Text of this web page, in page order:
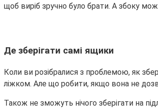
щоб виріб зручно було брати. А збоку
Де зберігати самі ящики
Коли ви розібралися з проблемою, як
ліжком. Але що робити, якщо вона не
Також не зможуть нічого зберігати на